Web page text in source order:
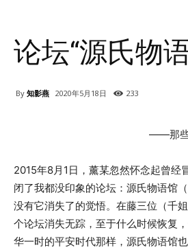
论坛“源氏物
By 知影燕 2020年5月18日 233
——那些
2015年8月1日，薰某忽然怀念起曾经
闭了我都没印象的论坛：源氏物语馆
没有它消失了的觉悟。在藤三位（千
个论坛消失无踪，至于什么时候恢复
华一时的平安时代那样，源氏物语馆